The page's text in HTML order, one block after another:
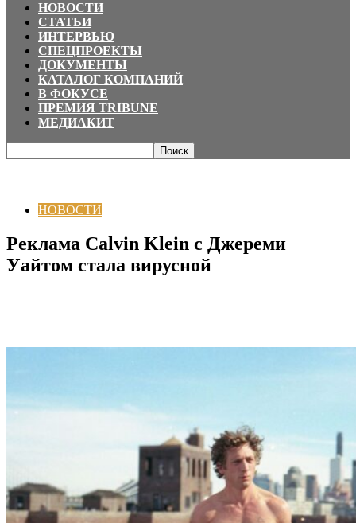
НОВОСТИ
СТАТЬИ
ИНТЕРВЬЮ
СПЕЦПРОЕКТЫ
ДОКУМЕНТЫ
КАТАЛОГ КОМПАНИЙ
В ФОКУСЕ
ПРЕМИЯ TRIBUNE
МЕДИАКИТ
НОВОСТИ
Реклама Calvin Klein с Джереми
Уайтом стала вирусной